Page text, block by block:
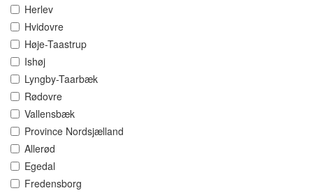
Herlev
Hvidovre
Høje-Taastrup
Ishøj
Lyngby-Taarbæk
Rødovre
Vallensbæk
Province Nordsjælland
Allerød
Egedal
Fredensborg